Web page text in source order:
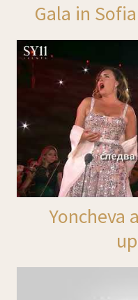
Gala in
Yoncheva